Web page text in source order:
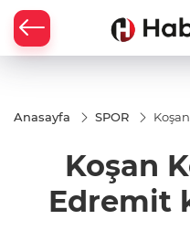
Anasayfa SPOR
Koşan
Koşan
Edremit